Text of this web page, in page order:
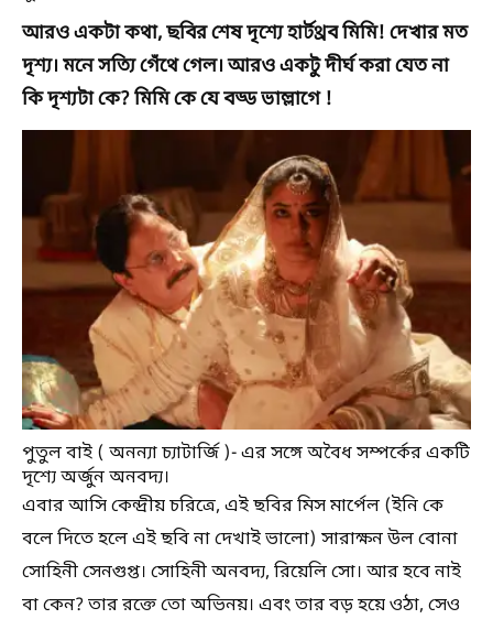
আরও একটা কথা, ছবির শেষ দৃশ্যে হার্টথ্রব মিমি! দেখার মত
দৃশ্য। মনে সত্যি গেঁথে গেল। আরও একটু দীর্ঘ করা যেত না
কি দৃশ্যটা কে? মিমি কে যে বড্ড ভাল্লাগে !
পুতুল বাই ( অনন্যা চ্যাটার্জি )- এর সঙ্গে অবৈধ সম্পর্কের একটি
দৃশ্যে অর্জুন অনবদ্য।
এবার আসি কেন্দ্রীয় চরিত্রে, এই ছবির মিস মার্পেল (ইনি কে
বলে দিতে হলে এই ছবি না দেখাই ভালো) সারাক্ষন উল বোনা
সোহিনী সেনগুপ্ত। সোহিনী অনবদ্য, রিয়েলি সো। আর হবে নাই
বা কেন? তার রক্তে তো অভিনয়। এবং তার বড় হয়ে ওঠা, সেও